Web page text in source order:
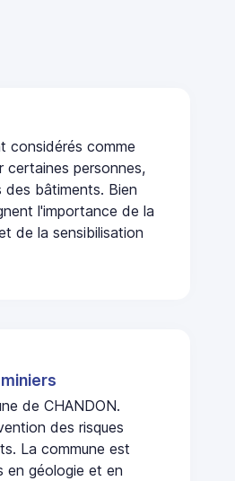
considérés comme
certaines personnes,
des bâtiments. Bien
l'importance de la
de la sensibilisation
de CHANDON.
des risques
La commune est
en géologie et en